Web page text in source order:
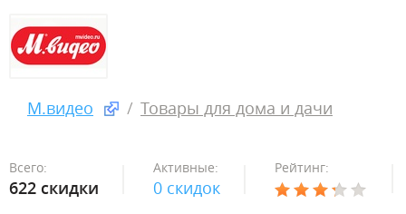
М.видео Товары для дома и дачи
Всего:
622 скидки
Активные:
0 скидок
Рейтинг: